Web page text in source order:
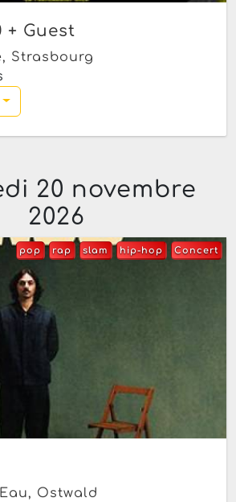
+ Guest
Strasbourg
20 novembre
2026
Concert
hip-hop
slam
rap
pop
Ostwald